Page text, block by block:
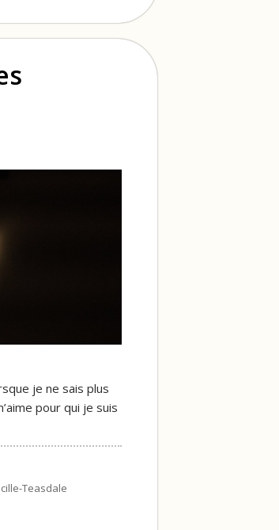
je ne sais plus
pour qui je suis
Teasdale